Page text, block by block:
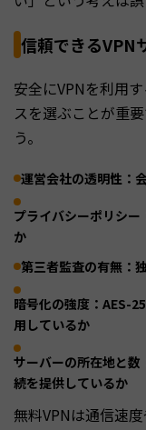
信頼できるVPN
安全にVPNを利用
スを選ぶことが重
う。
運営会社の透明性：
プライバシーポリシ
か
第三者監査の有無：
暗号化の強度：AES-
用しているか
サーバーの所在地と
続を提供しているか
無料VPNは通信速